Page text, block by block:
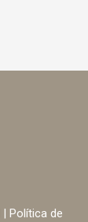
| Política de